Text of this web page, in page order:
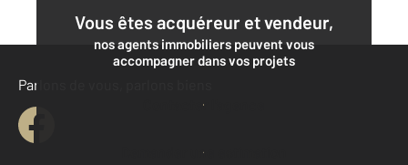
Vous êtes acquéreur et vendeur,
nos agents immobiliers peuvent vous
accompagner dans vos projets
Contacter l'agence
Demander une estimation
Parlons de vous, parlons biens